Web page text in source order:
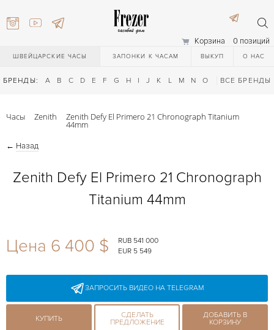
Корзина 0 позиций
ШВЕЙЦАРСКИЕ ЧАСЫ ЗАПОНКИ К ЧАСАМ ВЫКУП О НАС
БРЕНДЫ: A B C D E F G H I J K L M N O Q R S T
ВСЕ БРЕНДЫ
27-44
Часы Zenith Zenith Defy El Primero 21 Chronograph Titanium
44mm
← Назад
Zenith Defy El Primero 21 Chronograph
Titanium 44mm
Цена 6 400 $
RUB 541 000
EUR 5 549
ЗАПРОСИТЬ ВИДЕО НА TELEGRAM
КУПИТЬ
СДЕЛАТЬ
ПРЕДЛОЖЕНИЕ
ДОБАВИТЬ В
КОРЗИНУ